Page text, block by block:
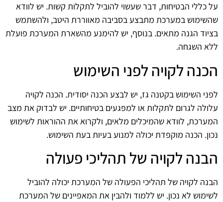
על כללי הבטיחות, דבר שעשוי להוביל לתקלות קשות. יש לוודא
שהשימוש במערכת מתבצע בסביבה מאווררת היטב, ולהשתמש
בציוד הגנה מתאים. בנוסף, יש להימנע מהשארת המערכת פועלת
ללא השגחה.
הכנה לקויה לפני השימוש
לפני השימוש בקטנה גז, יש לבצע הכנה יסודית. הכנה לקויה
עלולה לגרום לתקלות או למפגעים בטיחותיים. יש לבדוק את מצב
המערכת, לוודא שהמיכלים מלאים, ולקרוא את ההוראות לשימוש
נכון. הכנה מוקפדת יכולה למנוע בעיות בעת השימוש.
הבנה לקויה של תהליכי פעולה
הבנה לקויה של תהליכי הפעולה של המערכת יכולה להוביל
לשימוש לא נכון. יש ללמוד ולהבין את המאפיינים של המערכת